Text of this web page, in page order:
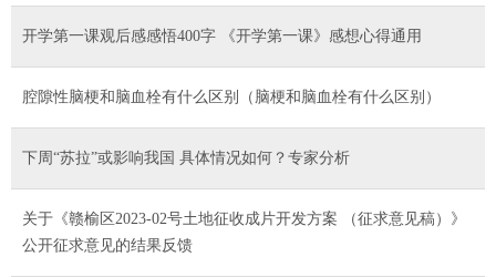
开学第一课观后感感悟400字 《开学第一课》感想心得通用
腔隙性脑梗和脑血栓有什么区别（脑梗和脑血栓有什么区别）
下周“苏拉”或影响我国 具体情况如何？专家分析
关于《赣榆区2023-02号土地征收成片开发方案 （征求意见稿）》
公开征求意见的结果反馈